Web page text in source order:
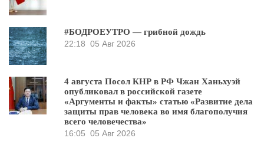
#БОДРОЕУТРО — грибной дождь
22:18 05 Авг 2026
4 августа Посол КНР в РФ Чжан Ханьхуэй
опубликовал в российской газете
«Аргументы и факты» статью «Развитие дела
защиты прав человека во имя благополучия
всего человечества»
16:05 05 Авг 2026